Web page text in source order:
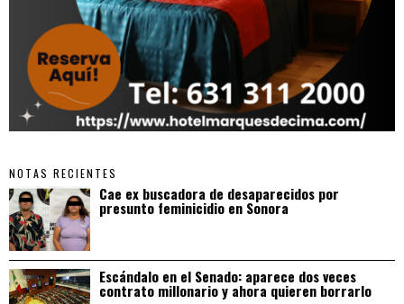
NOTAS RECIENTES
Cae ex buscadora de desaparecidos por
presunto feminicidio en Sonora
Escándalo en el Senado: aparece dos veces
contrato millonario y ahora quieren borrarlo